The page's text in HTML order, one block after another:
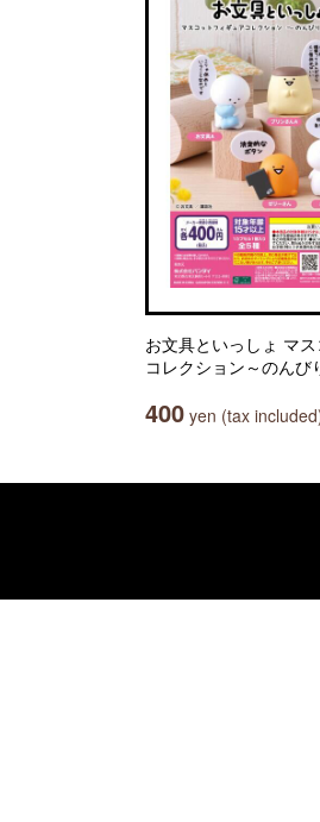
お文具といっしょ マ
コレクション～のんび
400 yen (tax